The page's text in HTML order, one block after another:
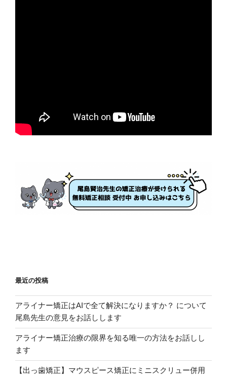
最近の投稿
アライナー矯正はAIで全て解決になりますか？ について
尾島先生の意見をお話しします
アライナー矯正治療の限界を知る唯一の方法をお話しし
ます
【出っ歯矯正】マウスピース矯正にミニスクリュー併用